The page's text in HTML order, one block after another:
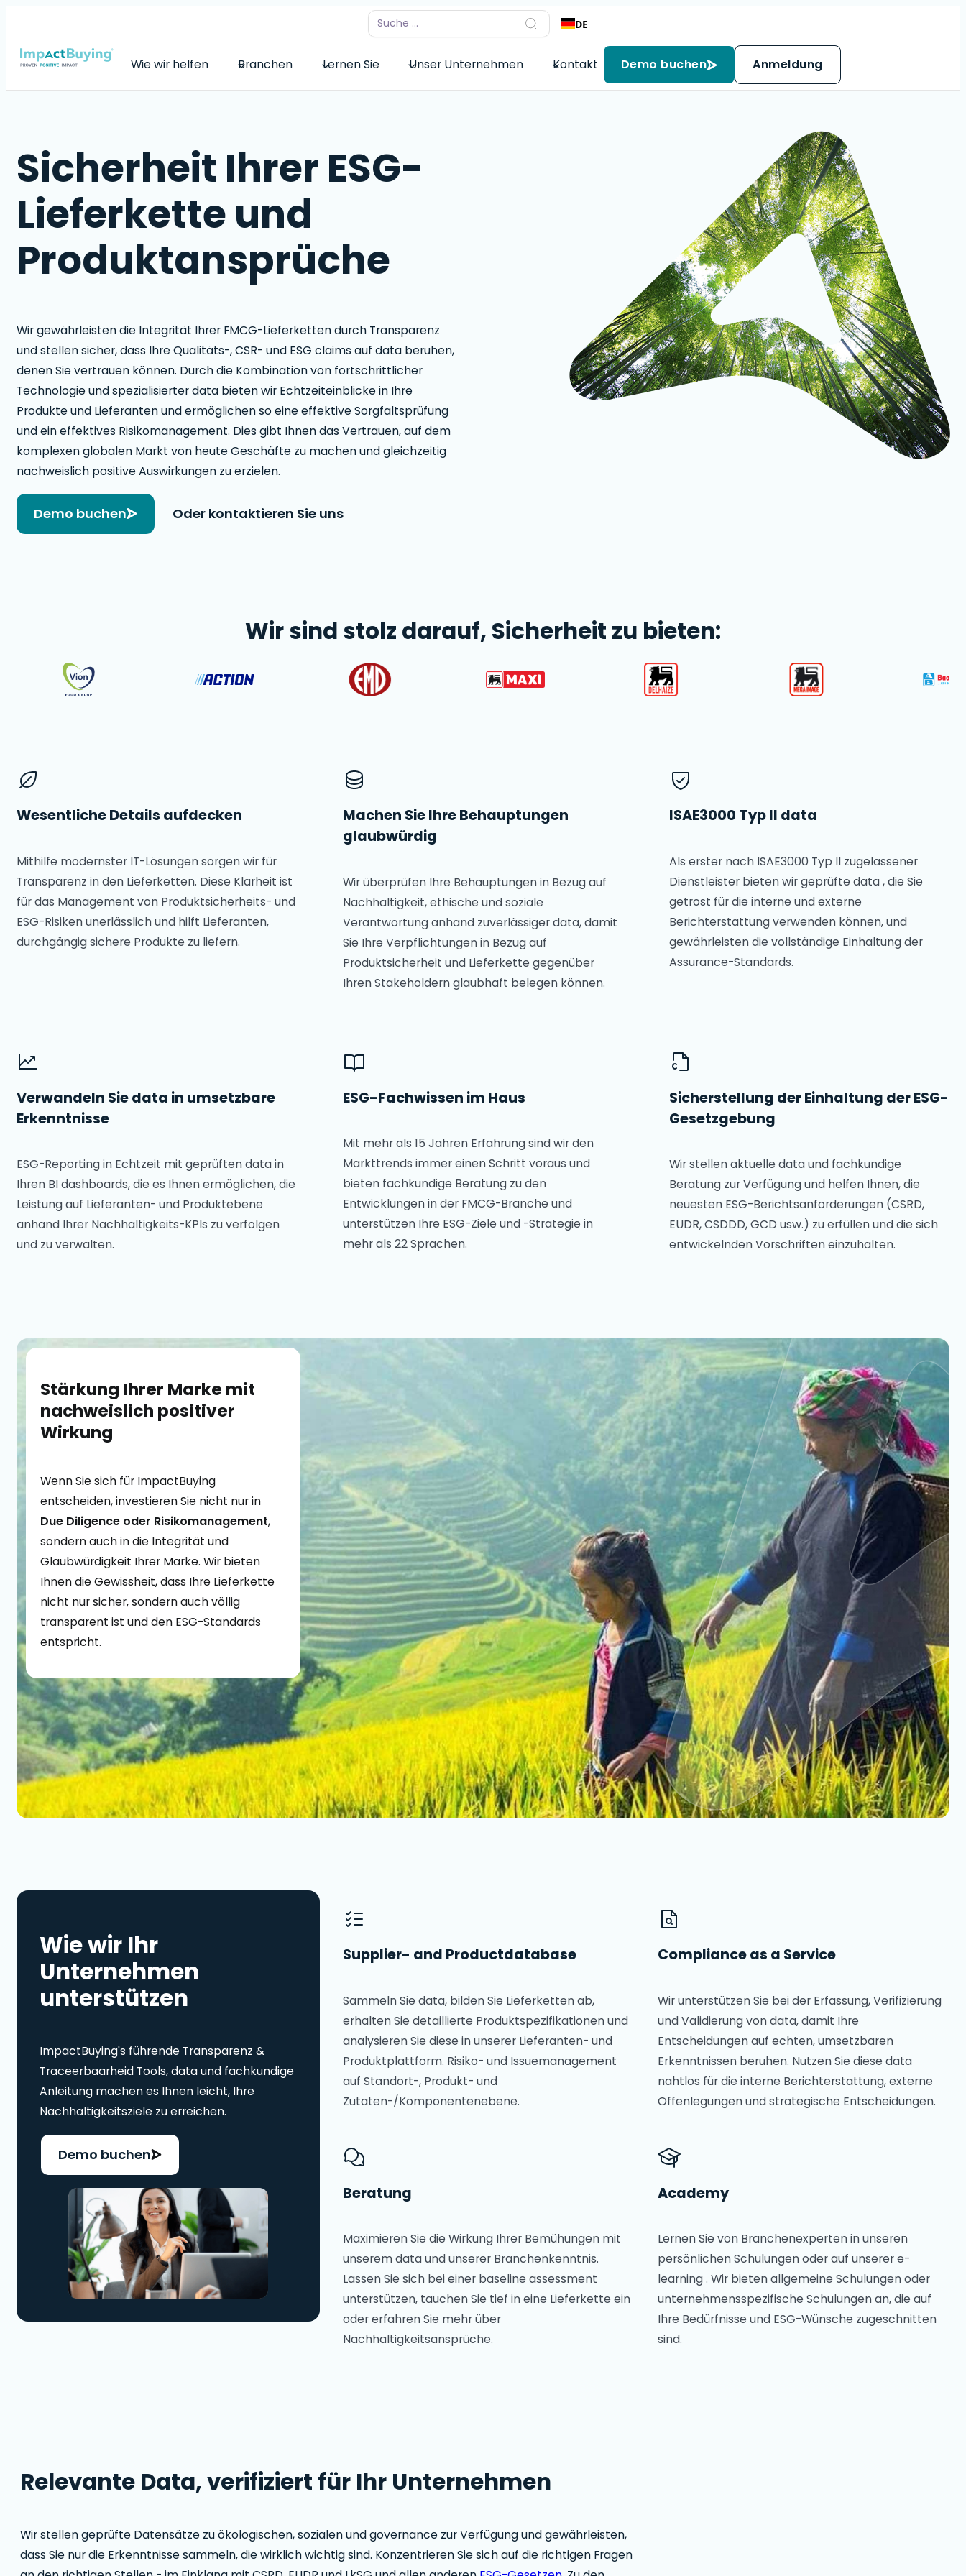
content
DE
Wie wir helfen Branchen Lernen Sie Unser Unternehmen Kontakt Demo buchen Anmeldung
Sicherheit Ihrer ESG-
Lieferkette und
Produktansprüche
Wir gewährleisten die Integrität Ihrer FMCG-Lieferketten durch Transparenz
und stellen sicher, dass Ihre Qualitäts-, CSR- und ESG claims auf data beruhen,
denen Sie vertrauen können. Durch die Kombination von fortschrittlicher
Technologie und spezialisierter data bieten wir Echtzeiteinblicke in Ihre
Produkte und Lieferanten und ermöglichen so eine effektive Sorgfaltsprüfung
und ein effektives Risikomanagement. Dies gibt Ihnen das Vertrauen, auf dem
komplexen globalen Markt von heute Geschäfte zu machen und gleichzeitig
nachweislich positive Auswirkungen zu erzielen.
Demo buchen Oder kontaktieren Sie uns
Wir sind stolz darauf, Sicherheit zu bieten:
Wesentliche Details aufdecken
Mithilfe modernster IT-Lösungen sorgen wir für
Transparenz in den Lieferketten. Diese Klarheit ist
für das Management von Produktsicherheits- und
ESG-Risiken unerlässlich und hilft Lieferanten,
durchgängig sichere Produkte zu liefern.
Machen Sie Ihre Behauptungen
glaubwürdig
Wir überprüfen Ihre Behauptungen in Bezug auf
Nachhaltigkeit, ethische und soziale
Verantwortung anhand zuverlässiger data, damit
Sie Ihre Verpflichtungen in Bezug auf
Produktsicherheit und Lieferkette gegenüber
Ihren Stakeholdern glaubhaft belegen können.
ISAE3000 Typ II data
Als erster nach ISAE3000 Typ II zugelassener
Dienstleister bieten wir geprüfte data , die Sie
getrost für die interne und externe
Berichterstattung verwenden können, und
gewährleisten die vollständige Einhaltung der
Assurance-Standards.
Verwandeln Sie data in umsetzbare
Erkenntnisse
ESG-Reporting in Echtzeit mit geprüften data in
Ihren BI dashboards, die es Ihnen ermöglichen, die
Leistung auf Lieferanten- und Produktebene
anhand Ihrer Nachhaltigkeits-KPIs zu verfolgen
und zu verwalten.
ESG-Fachwissen im Haus
Mit mehr als 15 Jahren Erfahrung sind wir den
Markttrends immer einen Schritt voraus und
bieten fachkundige Beratung zu den
Entwicklungen in der FMCG-Branche und
unterstützen Ihre ESG-Ziele und -Strategie in
mehr als 22 Sprachen.
Sicherstellung der Einhaltung der ESG-
Gesetzgebung
Wir stellen aktuelle data und fachkundige
Beratung zur Verfügung und helfen Ihnen, die
neuesten ESG-Berichtsanforderungen (CSRD,
EUDR, CSDDD, GCD usw.) zu erfüllen und die sich
entwickelnden Vorschriften einzuhalten.
Stärkung Ihrer Marke mit
nachweislich positiver
Wirkung
Wenn Sie sich für ImpactBuying
entscheiden, investieren Sie nicht nur in
Due Diligence oder Risikomanagement,
sondern auch in die Integrität und
Glaubwürdigkeit Ihrer Marke. Wir bieten
Ihnen die Gewissheit, dass Ihre Lieferkette
nicht nur sicher, sondern auch völlig
transparent ist und den ESG-Standards
entspricht.
Wie wir Ihr
Unternehmen
unterstützen
ImpactBuying's führende Transparenz &
Traceerbaarheid Tools, data und fachkundige
Anleitung machen es Ihnen leicht, Ihre
Nachhaltigkeitsziele zu erreichen.
Demo buchen
Supplier- and Productdatabase
Sammeln Sie data, bilden Sie Lieferketten ab,
erhalten Sie detaillierte Produktspezifikationen und
analysieren Sie diese in unserer Lieferanten- und
Produktplattform. Risiko- und Issuemanagement
auf Standort-, Produkt- und
Zutaten-/Komponentenebene.
Compliance as a Service
Wir unterstützen Sie bei der Erfassung, Verifizierung
und Validierung von data, damit Ihre
Entscheidungen auf echten, umsetzbaren
Erkenntnissen beruhen. Nutzen Sie diese data
nahtlos für die interne Berichterstattung, externe
Offenlegungen und strategische Entscheidungen.
Beratung
Maximieren Sie die Wirkung Ihrer Bemühungen mit
unserem data und unserer Branchenkenntnis.
Lassen Sie sich bei einer baseline assessment
unterstützen, tauchen Sie tief in eine Lieferkette ein
oder erfahren Sie mehr über
Nachhaltigkeitsansprüche.
Academy
Lernen Sie von Branchenexperten in unseren
persönlichen Schulungen oder auf unserer e-
learning . Wir bieten allgemeine Schulungen oder
unternehmensspezifische Schulungen an, die auf
Ihre Bedürfnisse und ESG-Wünsche zugeschnitten
sind.
Relevante Data, verifiziert für Ihr Unternehmen
Wir stellen geprüfte Datensätze zu ökologischen, sozialen und governance zur Verfügung und gewährleisten,
dass Sie nur die Erkenntnisse sammeln, die wirklich wichtig sind. Konzentrieren Sie sich auf die richtigen Fragen